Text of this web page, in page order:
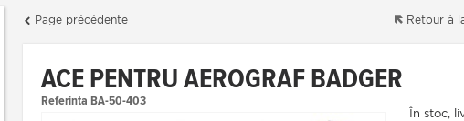
Page précédente Retour à
ACE PENTRU AEROGRAF BADGER
Referinta BA-50-403
În stoc,